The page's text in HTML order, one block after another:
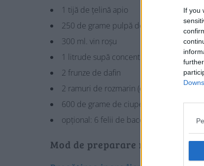
If you
1 tijă de țelină apio
250 de grame pulpă de roșii în cuburi
300 ml. vin roșu
1 litrude supă concentrată de pui sau de
2 frunze de dafin
2 ramuri de rozmarin (opțional)
600 de grame de ciuperci proaspete
opțional: 6 felii de bacon crocant
Mod de preparare rasol de vită